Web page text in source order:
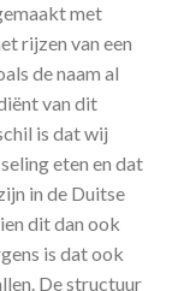
met
rijzen van een
de naam al
van dit
is dat wij
eten en dat
in de Duitse
dit dan ook
is dat ook
De structuur